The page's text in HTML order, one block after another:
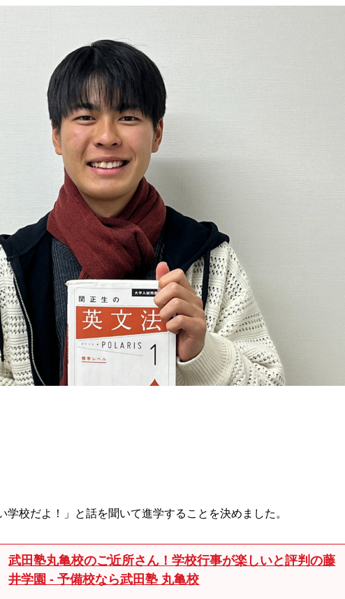
校だよ！」と話を聞いて進学することを決めました。
武田塾丸亀校のご近所さん！学校行事が楽しいと評判の藤
井学園 - 予備校なら武田塾 丸亀校